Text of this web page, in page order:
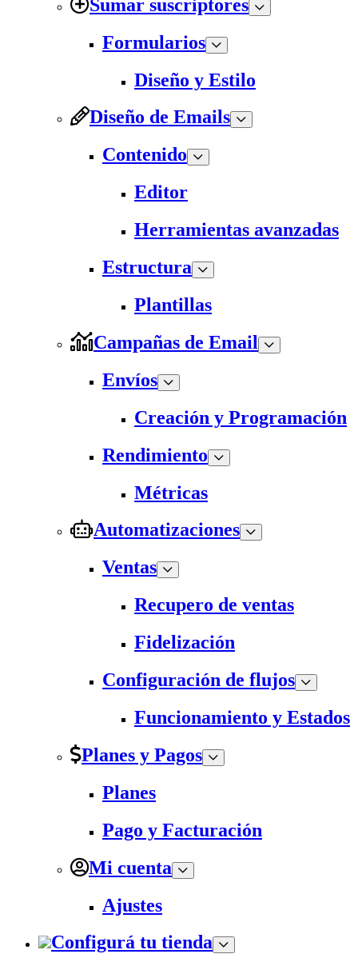
Sumar suscriptores
Formularios
Diseño y Estilo
Diseño de Emails
Contenido
Editor
Herramientas avanzadas
Estructura
Plantillas
Campañas de Email
Envíos
Creación y Programación
Rendimiento
Métricas
Automatizaciones
Ventas
Recupero de ventas
Fidelización
Configuración de flujos
Funcionamiento y Estados
Planes y Pagos
Planes
Pago y Facturación
Mi cuenta
Ajustes
Configurá tu tienda